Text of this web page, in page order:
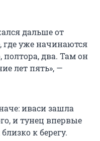
дальше от
где уже начинаются
два. Там он
лет пять», —
иваси зашла
и тунец впервые
к берегу.